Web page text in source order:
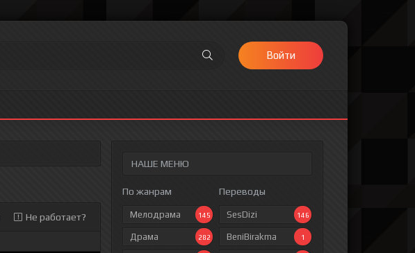
Войти
НАШЕ МЕНЮ
По жанрам
Мелодрама 145
Драма 282
Переводы
SesDizi 146
BeniBirakma 1
Не работает?